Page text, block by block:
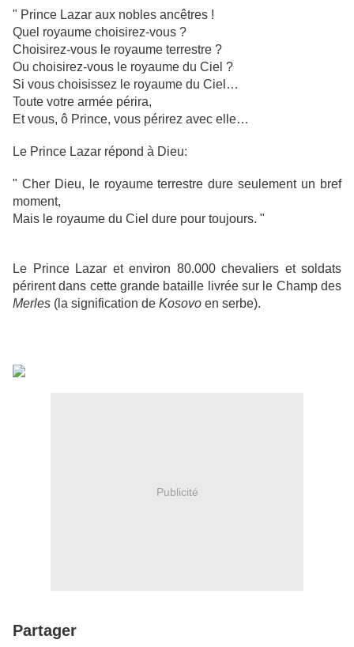
" Prince Lazar aux nobles ancêtres !
Quel royaume choisirez-vous ?
Choisirez-vous le royaume terrestre ?
Ou choisirez-vous le royaume du Ciel ?
Si vous choisissez le royaume du Ciel…
Toute votre armée périra,
Et vous, ô Prince, vous périrez avec elle…
Le Prince Lazar répond à Dieu:
" Cher Dieu, le royaume terrestre dure seulement un bref
moment,
Mais le royaume du Ciel dure pour toujours. "
Le Prince Lazar et environ 80.000 chevaliers et soldats
périrent dans cette grande bataille livrée sur le Champ des
Merles (la signification de Kosovo en serbe).
Publicité
Partager